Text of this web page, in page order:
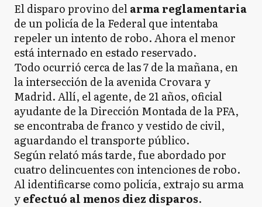
El disparo provino delarma reglamentaria
de un policía de la Federal que intentaba
repeler un intento de robo. Ahora el menor
está internado en estado reservado.
Todo ocurrió cerca de las 7 de la mañana, en
la intersección de la avenida Crovara y
Madrid. Allí, el agente, de 21 años, oficial
ayudante de la Dirección Montada de la PFA,
se encontraba de franco y vestido de civil,
aguardando el transporte público.
Según relató más tarde, fue abordado por
cuatro delincuentes con intenciones de robo.
Al identificarse como policía, extrajo su arma
yefectuó al menos diez disparos.